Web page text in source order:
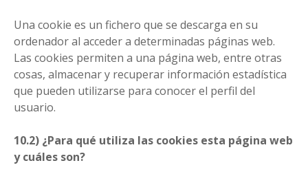
Una cookie es un fichero que se descarga en su
ordenador al acceder a determinadas páginas web.
Las cookies permiten a una página web, entre otras
cosas, almacenar y recuperar información estadística
que pueden utilizarse para conocer el perfil del
usuario.
10.2) ¿Para qué utiliza las cookies esta página web
y cuáles son?